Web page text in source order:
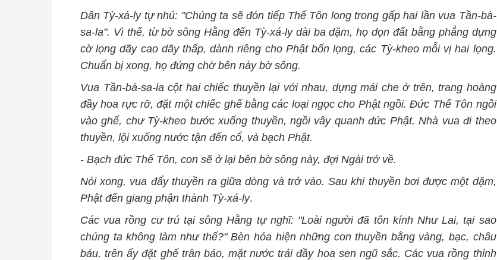
Dân Tỳ-xá-ly tự nhủ: "Chúng ta sẽ đón tiếp Thế Tôn long trong gấp hai lần vua Tần-bà-
sa-la". Vì thế, từ bờ sông Hằng đến Tỳ-xá-ly dài ba dặm, họ dọn đất bằng phẳng dựng
cờ lọng dãy cao dãy thấp, dành riêng cho Phật bốn lọng, các Tỳ-kheo mỗi vị hai lọng.
Chuẩn bị xong, họ đứng chờ bên này bờ sông.
Vua Tần-bà-sa-la cột hai chiếc thuyền lại với nhau, dựng mái che ở trên, trang hoàng
đầy hoa rực rỡ, đặt một chiếc ghế bằng các loại ngọc cho Phật ngồi. Ðức Thế Tôn ngồi
vào ghế, chư Tỳ-kheo bước xuống thuyền, ngồi vây quanh đức Phật. Nhà vua đi theo
thuyền, lội xuống nước tận đến cổ, và bạch Phật.
- Bạch đức Thế Tôn, con sẽ ở lại bên bờ sông này, đợi Ngài trở về.
Nói xong, vua đẩy thuyền ra giữa dòng và trở vào. Sau khi thuyền bơi được một dặm,
Phật đến giang phận thành Tỳ-xá-ly.
Các vua rồng cư trú tại sông Hằng tự nghĩ: "Loài người đã tôn kính Như Lai, tại sao
chúng ta không làm như thế?" Bèn hóa hiện những con thuyền bằng vàng, bạc, châu
báu, trên ấy đặt ghế trân bảo, mặt nước trải đầy hoa sen ngũ sắc. Các vua rồng thỉnh